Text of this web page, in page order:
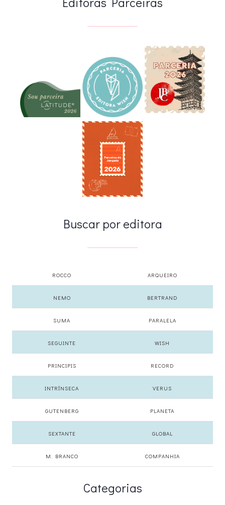
Buscar por editora
ROCCO ARQUEIRO
NEMO BERTRAND
SUMA PARALELA
SEGUINTE WISH
PRINCIPIS RECORD
INTRÍNSECA VERUS
GUTENBERG PLANETA
SEXTANTE GLOBAL
M. BRANCO COMPANHIA
Categorias